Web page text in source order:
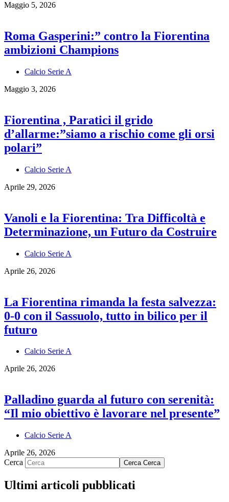
Maggio 5, 2026
Roma Gasperini:” contro la Fiorentina
ambizioni Champions
Calcio Serie A
Maggio 3, 2026
Fiorentina , Paratici il grido
d’allarme:”siamo a rischio come gli orsi
polari”
Calcio Serie A
Aprile 29, 2026
Vanoli e la Fiorentina: Tra Difficoltà e
Determinazione, un Futuro da Costruire
Calcio Serie A
Aprile 26, 2026
La Fiorentina rimanda la festa salvezza:
0-0 con il Sassuolo, tutto in bilico per il
futuro
Calcio Serie A
Aprile 26, 2026
Palladino guarda al futuro con serenità:
“Il mio obiettivo è lavorare nel presente”
Calcio Serie A
Aprile 26, 2026
Cerca
Cerca Cerca
Ultimi articoli pubblicati